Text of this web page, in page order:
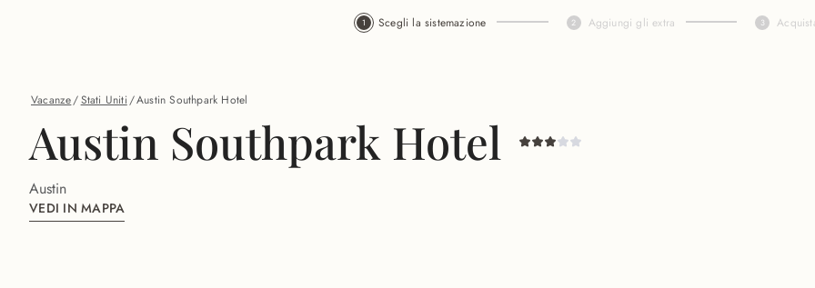
Scegli la sistemazione Aggiungi gli extra
Vacanze/Stati Uniti/Austin Southpark Hotel
Austin Southpark Hotel
Austin
VEDI IN MAPPA